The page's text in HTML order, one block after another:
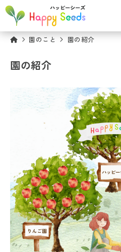
園のこと 園の紹介
園の紹介